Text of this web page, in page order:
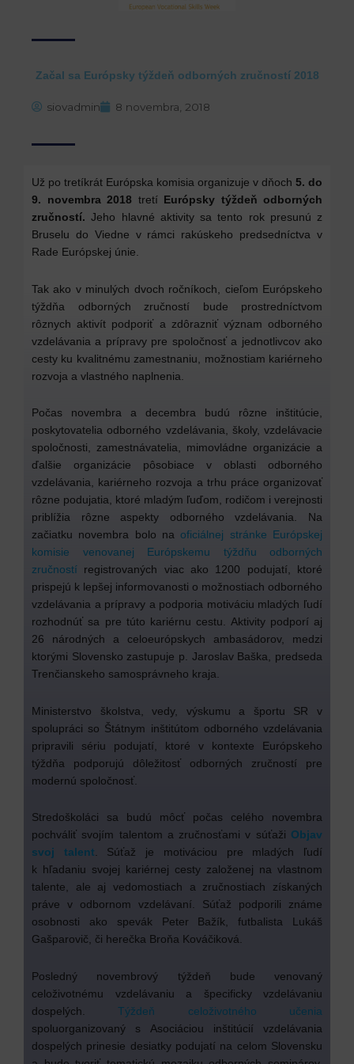
Začal sa Európsky týždeň odborných zručností 2018
siovadmin 8 novembra, 2018
Už po tretíkrát Európska komisia organizuje v dňoch 5. do
9. novembra 2018 tretíEurópsky týždeň odborných
zručností.Jeho hlavné aktivity sa tento rok presunú z
Bruselu do Viedne v rámci rakúskeho predsedníctva v
Rade Európskej únie.
Tak ako v minulých dvoch ročníkoch, cieľom Európskeho
týždňa odborných zručností bude prostredníctvom
rôznych aktivít podporiť a zdôrazniť význam odborného
vzdelávania a prípravy pre spoločnosť a jednotlivcov ako
cesty ku kvalitnému zamestnaniu, možnostiam kariérneho
rozvoja a vlastného naplnenia.
Počas novembra a decembra budú rôzne inštitúcie,
poskytovatelia odborného vzdelávania, školy, vzdelávacie
spoločnosti, zamestnávatelia, mimovládne organizácie a
ďalšie organizácie pôsobiace v oblasti odborného
vzdelávania, kariérneho rozvoja a trhu práce organizovať
rôzne podujatia, ktoré mladým ľuďom, rodičom i verejnosti
priblížia rôzne aspekty odborného vzdelávania. Na
začiatku novembra bolo na oficiálnej stránke Európskej
komisie venovanej Európskemu týždňu odborných
zručností registrovaných viac ako 1200 podujatí, ktoré
prispejú k lepšej informovanosti o možnostiach odborného
vzdelávania a prípravy a podporia motiváciu mladých ľudí
rozhodnúť sa pre túto kariérnu cestu. Aktivity podporí aj
26 národných a celoeurópskych ambasádorov, medzi
ktorými Slovensko zastupuje p. Jaroslav Baška, predseda
Trenčianskeho samosprávneho kraja.
Ministerstvo školstva, vedy, výskumu a športu SR v
spolupráci so Štátnym inštitútom odborného vzdelávania
pripravili sériu podujatí, ktoré v kontexte Európskeho
týždňa podporujú dôležitosť odborných zručností pre
modernú spoločnosť.
Stredoškoláci sa budú môcť počas celého novembra
pochváliť svojím talentom a zručnosťami v súťaži Objav
svoj talent . Súťaž je motiváciou pre mladých ľudí
k hľadaniu svojej kariérnej cesty založenej na vlastnom
talente, ale aj vedomostiach a zručnostiach získaných
práve v odbornom vzdelávaní. Súťaž podporili známe
osobnosti ako spevák Peter Bažík, futbalista Lukáš
Gašparovič, či herečka Broňa Kováčiková.
Posledný novembrový týždeň bude venovaný
celoživotnému vzdelávaniu a špecificky vzdelávaniu
dospelých.Týždeň celoživotného učenia
spoluorganizovaný s Asociáciou inštitúcií vzdelávania
dospelých prinesie desiatky podujatí na celom Slovensku